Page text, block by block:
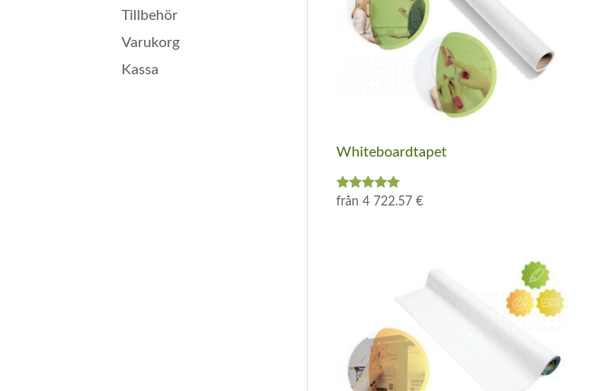
Whiteboardtapet
Betygsatt
från 4 722.57 €
Tillbehör
Varukorg
Kassa